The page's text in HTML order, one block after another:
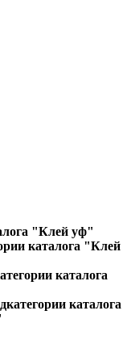
"Клей уф"
каталога "Клей
каталога
каталога